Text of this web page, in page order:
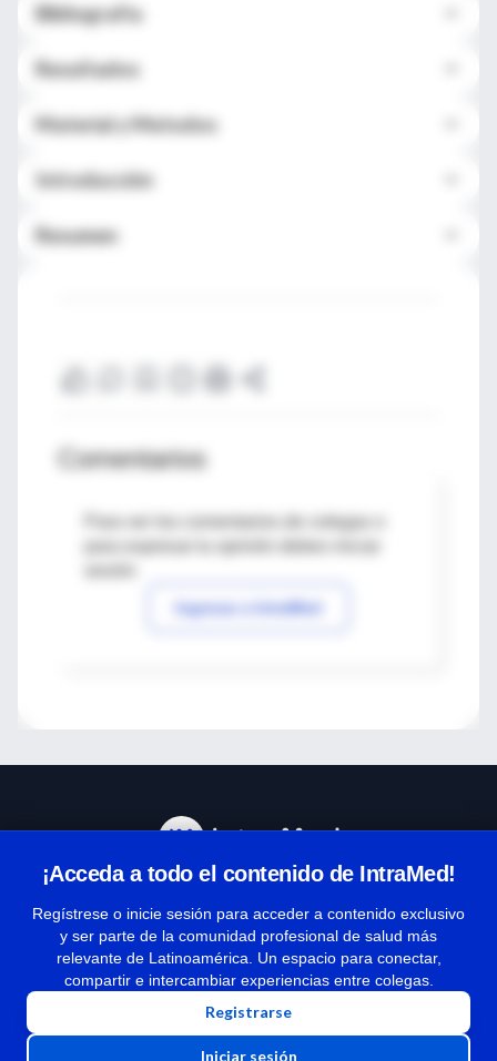
Bibliografía
Resultados
Material y Metodos
Introducción
Resumen
Comentarios
Para ver los comentarios de colegas o
Ingresar a IntraMed
¡Acceda a todo el contenido de IntraMed!
Regístrese o inicie sesión para acceder a contenido exclusivo
y ser parte de la comunidad profesional de salud más
relevante de Latinoamérica. Un espacio para conectar,
compartir e intercambiar experiencias entre colegas.
Registrarse
Iniciar sesión
Términos y condiciones
| Políticas de privacidad
| Todos los derechos reservados | Copyright 1997-2026